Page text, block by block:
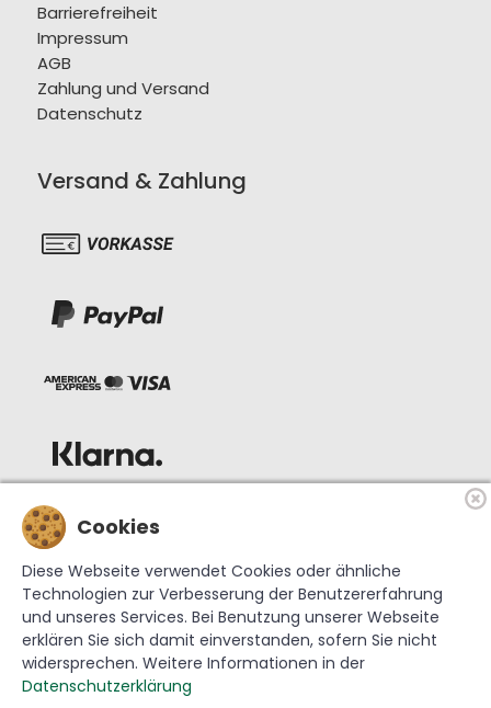
Barrierefreiheit
Impressum
AGB
Zahlung und Versand
Datenschutz
Versand & Zahlung
© 2026 Krebs Glas Lauscha GmbH
Cookies
Diese Webseite verwendet Cookies oder ähnliche
Technologien zur Verbesserung der Benutzererfahrung
und unseres Services. Bei Benutzung unserer Webseite
erklären Sie sich damit einverstanden, sofern Sie nicht
widersprechen. Weitere Informationen in der
Datenschutzerklärung